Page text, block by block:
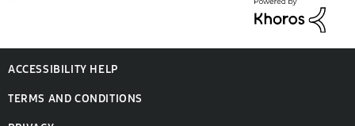
ACCESSIBILITY HELP
TERMS AND CONDITIONS